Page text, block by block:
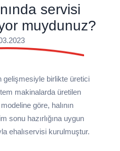
servisi
muydunuz?
gelişmesiyle birlikte üretici
makinalarda üretilen
göre, halının
sonu hazırlığına uygun
ehalıservisi kurulmuştur.